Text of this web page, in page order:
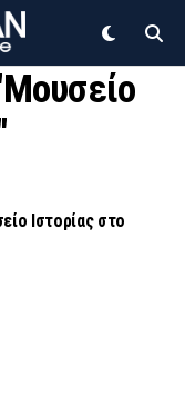
Ιστορίας στο